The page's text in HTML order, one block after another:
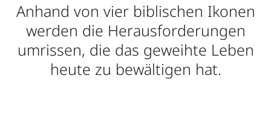
Anhand von vier biblischen Ikonen
werden die Herausforderungen
umrissen, die das geweihte Leben
heute zu bewältigen hat.